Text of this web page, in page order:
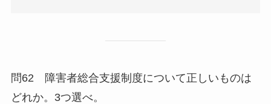
問62 障害者総合支援制度について正しいものは
どれか。3つ選べ。